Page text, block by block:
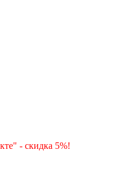
- скидка 5%!